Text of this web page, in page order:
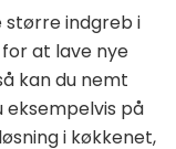
større indgreb i
at lave nye
kan du nemt
eksempelvis på
i køkkenet,